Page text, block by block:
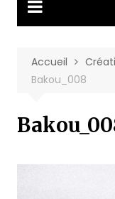
Accueil
Bakou_008